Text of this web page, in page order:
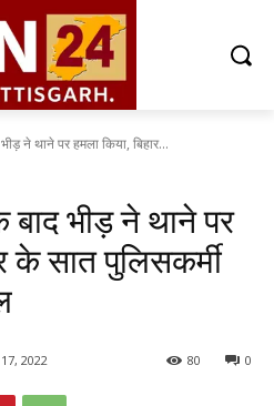
ने थाने पर हमला किया, बिहार...
बाद भीड़ ने थाने पर
के सात पुलिसकर्मी
2022 0
80